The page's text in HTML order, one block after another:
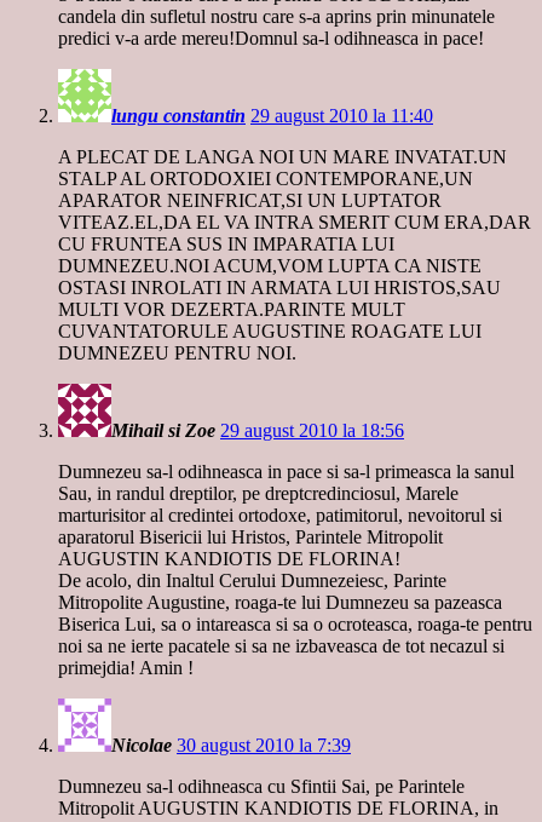
candela din sufletul nostru care s-a aprins prin minunatele
predici v-a arde mereu!Domnul sa-l odihneasca in pace!
lungu constantin 29 august 2010 la 11:40
A PLECAT DE LANGA NOI UN MARE INVATAT.UN
STALP AL ORTODOXIEI CONTEMPORANE,UN
APARATOR NEINFRICAT,SI UN LUPTATOR
VITEAZ.EL,DA EL VA INTRA SMERIT CUM ERA,DAR
CU FRUNTEA SUS IN IMPARATIA LUI
DUMNEZEU.NOI ACUM,VOM LUPTA CA NISTE
OSTASI INROLATI IN ARMATA LUI HRISTOS,SAU
MULTI VOR DEZERTA.PARINTE MULT
CUVANTATORULE AUGUSTINE ROAGATE LUI
DUMNEZEU PENTRU NOI.
Mihail si Zoe 29 august 2010 la 18:56
Dumnezeu sa-l odihneasca in pace si sa-l primeasca la sanul
Sau, in randul dreptilor, pe dreptcredinciosul, Marele
marturisitor al credintei ortodoxe, patimitorul, nevoitorul si
aparatorul Bisericii lui Hristos, Parintele Mitropolit
AUGUSTIN KANDIOTIS DE FLORINA!
De acolo, din Inaltul Cerului Dumnezeiesc, Parinte
Mitropolite Augustine, roaga-te lui Dumnezeu sa pazeasca
Biserica Lui, sa o intareasca si sa o ocroteasca, roaga-te pentru
noi sa ne ierte pacatele si sa ne izbaveasca de tot necazul si
primejdia! Amin !
Nicolae 30 august 2010 la 7:39
Dumnezeu sa-l odihneasca cu Sfintii Sai, pe Parintele
Mitropolit AUGUSTIN KANDIOTIS DE FLORINA, in